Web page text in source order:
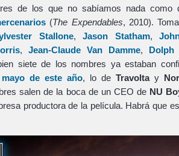
de los que no sabíamos nada como
(The Expendables, 2010).
Stallone,Jason Statham,
, Jean-Claude Van Damme, Dolph
siete de los nombres ya estaban
de este año, lo de Travoltay
salen de la boca de un CEO de NU
productora de la película. Habrá que